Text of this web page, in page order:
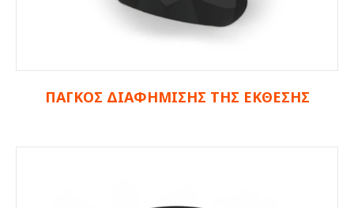
ΠΑΓΚΟΣ ΔΙΑΦΗΜΙΣΗΣ ΤΗΣ ΕΚΘΕΣΗΣ